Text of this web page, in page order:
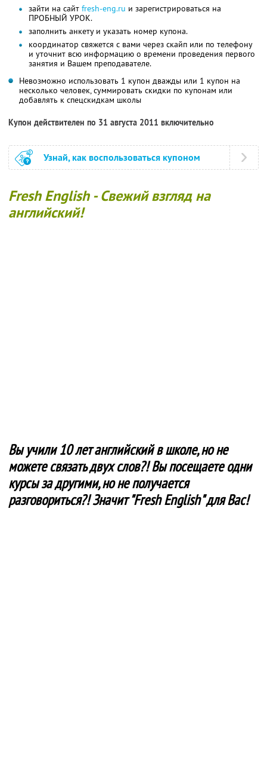
зайти на сайт fresh-eng.ru и зарегистрироваться на
ПРОБНЫЙ УРОК.
заполнить анкету и указать номер купона.
координатор свяжется с вами через скайп или по телефону
и уточнит всю информацию о времени проведения первого
занятия и Вашем преподавателе.
Невозможно использовать 1 купон дважды или 1 купон на
несколько человек, суммировать скидки по купонам или
добавлять к спецскидкам школы
Купон действителен по 31 августа 2011 включительно
Узнай, как воспользоваться купоном
Fresh English - Свежий взгляд на
английский!
Вы учили 10 лет английский в школе, но не
можете связать двух слов?! Вы посещаете одни
курсы за другими, но не получается
разговориться?! Значит "Fresh English" для Вас!